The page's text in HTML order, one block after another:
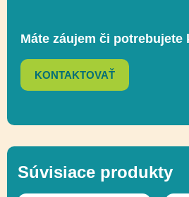
Funkčnosť
Máte záujem či potrebujete
KONTAKTOVAŤ
Súvisiace produkty